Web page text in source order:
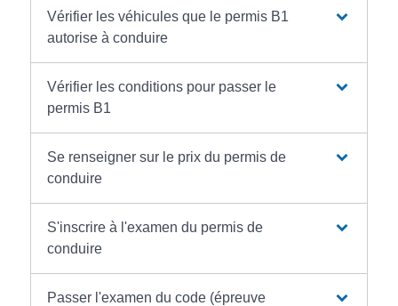
Vérifier les véhicules que le permis B1
autorise à conduire
Vérifier les conditions pour passer le
permis B1
Se renseigner sur le prix du permis de
conduire
S'inscrire à l'examen du permis de
conduire
Passer l'examen du code (épreuve